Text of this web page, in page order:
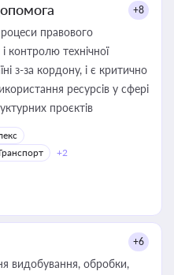
+8
правового
контролю технічної
з-за кордону, і є критично
ресурсів у сфері
проєктів
+2
+6
видобування, обробки,